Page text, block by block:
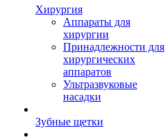
Хирургия
Аппараты для
хирургии
Принадлежности для
хирургических
аппаратов
Ультразвуковые
насадки
Зубные щетки